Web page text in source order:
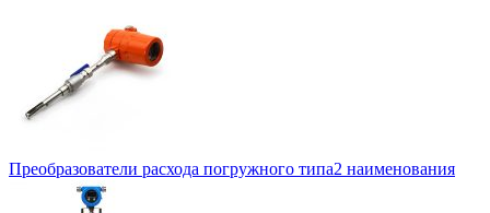
Преобразователи расхода погружного типа2 наименования